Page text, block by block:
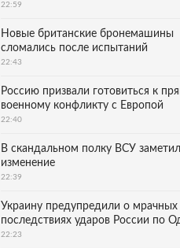
22:59
Новые британские бронемашины
сломались после испытаний
22:43
Россию призвали готовиться к
военному конфликту с Европой
22:40
В скандальном полку ВСУ
изменение
22:39
Украину предупредили о мрачных
последствиях ударов России по
22:23